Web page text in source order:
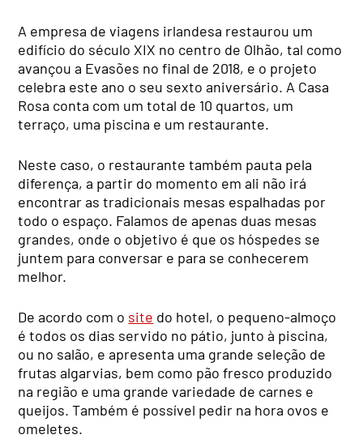
A empresa de viagens irlandesa restaurou um
edifício do século XIX no centro de Olhão, tal como
avançou a Evasões no final de 2018, e o projeto
celebra este ano o seu sexto aniversário. A Casa
Rosa conta com um total de 10 quartos, um
terraço, uma piscina e um restaurante.
Neste caso, o restaurante também pauta pela
diferença, a partir do momento em ali não irá
encontrar as tradicionais mesas espalhadas por
todo o espaço. Falamos de apenas duas mesas
grandes, onde o objetivo é que os hóspedes se
juntem para conversar e para se conhecerem
melhor.
De acordo com o site do hotel, o pequeno-almoço
é todos os dias servido no pátio, junto à piscina,
ou no salão, e apresenta uma grande seleção de
frutas algarvias, bem como pão fresco produzido
na região e uma grande variedade de carnes e
queijos. Também é possível pedir na hora ovos e
omeletes.